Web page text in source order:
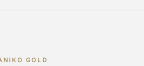
GOLD